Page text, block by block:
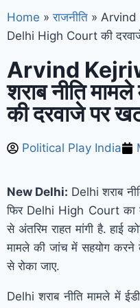
Home » राजनीति » Arvind
Delhi High Court की
Arvind
शराब नीति
की दरवाजे पर
Political Play India
New Delhi: Delhi शराब
फिर Delhi High Court का
से अंतरिम राहत मांगी है. हाई
मामले की जांच में सहयोग करने
से रोका जाए.
Delhi शराब नीति मामले में